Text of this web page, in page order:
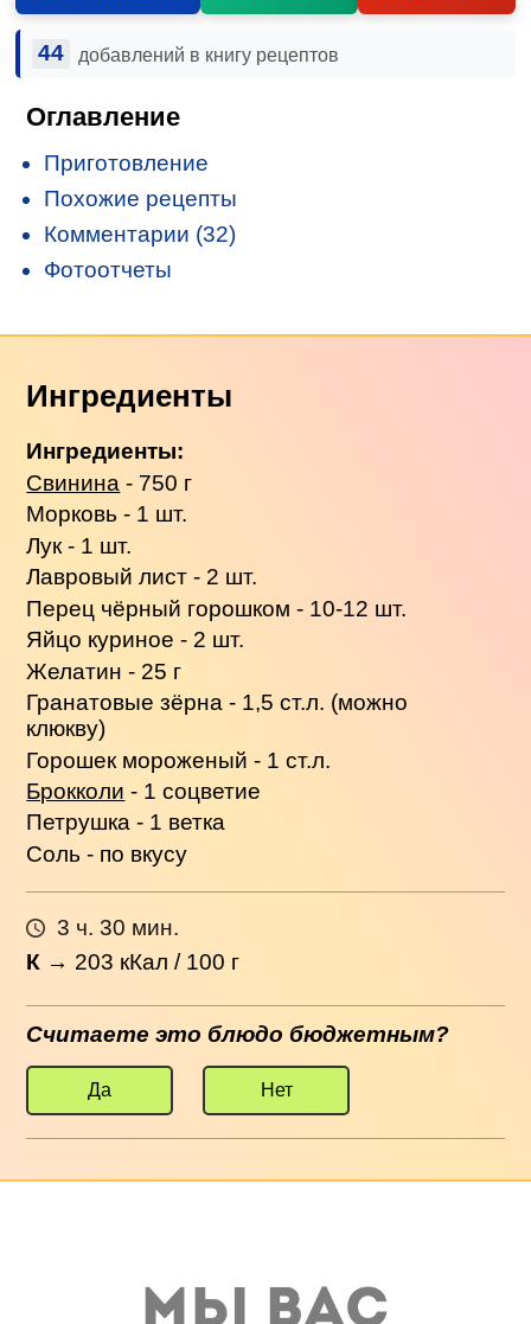
44 добавлений в книгу рецептов
Оглавление
Приготовление
Похожие рецепты
Комментарии (32)
Фотоотчеты
Ингредиенты
Ингредиенты:
Свинина - 750 г
Морковь - 1 шт.
Лук - 1 шт.
Лавровый лист - 2 шт.
Перец чёрный горошком - 10-12 шт.
Яйцо куриное - 2 шт.
Желатин - 25 г
Гранатовые зёрна - 1,5 ст.л. (можно
клюкву)
Горошек мороженый - 1 ст.л.
Брокколи - 1 соцветие
Петрушка - 1 ветка
Соль - по вкусу
3 ч. 30 мин.
К → 203 кКал / 100 г
Считаете это блюдо бюджетным?
Да Нет